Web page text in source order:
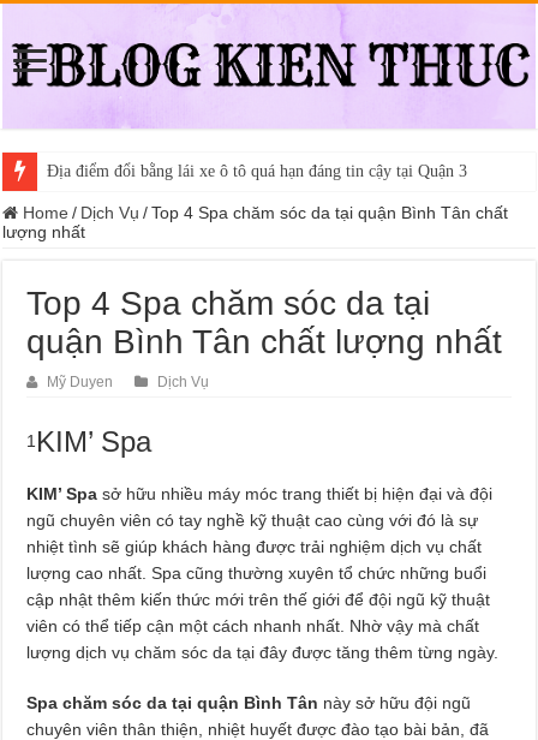
Địa điểm đổi bằng lái xe ô tô quá hạn đáng tin cậy tại Quận 3
Home / Dịch Vụ / Top 4 Spa chăm sóc da tại quận Bình Tân chất
lượng nhất
Top 4 Spa chăm sóc da tại
quận Bình Tân chất lượng nhất
Mỹ Duyen Dịch Vụ
1 KIM’ Spa
KIM’ Spasở hữu nhiều máy móc trang thiết bị hiện đại và đội
ngũ chuyên viên có tay nghề kỹ thuật cao cùng với đó là sự
nhiệt tình sẽ giúp khách hàng được trải nghiệm dịch vụ chất
lượng cao nhất. Spa cũng thường xuyên tổ chức những buổi
cập nhật thêm kiến thức mới trên thế giới để đội ngũ kỹ thuật
viên có thể tiếp cận một cách nhanh nhất. Nhờ vậy mà chất
lượng dịch vụ chăm sóc da tại đây được tăng thêm từng ngày.
Spa chăm sóc da tại quận Bình Tân này sở hữu đội ngũ
chuyên viên thân thiện, nhiệt huyết được đào tạo bài bản, đã